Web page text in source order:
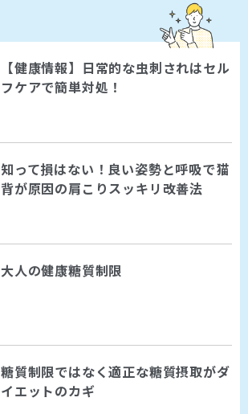
【健康情報】日常的な虫刺されはセル
フケアで簡単対処！
知って損はない！良い姿勢と呼吸で猫
背が原因の肩こりスッキリ改善法
大人の健康糖質制限
糖質制限ではなく適正な糖質摂取がダ
イエットのカギ